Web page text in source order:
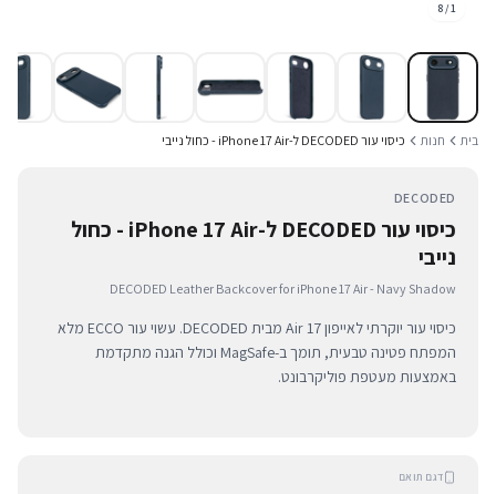
1
/
8
בית חנות כיסוי עור DECODED ל-iPhone 17 Air - כחול נייבי
DECODED
כיסוי עור DECODED ל-iPhone 17 Air - כחול
נייבי
DECODED Leather Backcover for iPhone 17 Air - Navy Shadow
כיסוי עור יוקרתי לאייפון 17 Air מבית DECODED. עשוי עור ECCO מלא
המפתח פטינה טבעית, תומך ב-MagSafe וכולל הגנה מתקדמת
באמצעות מעטפת פוליקרבונט.
דגם תואם